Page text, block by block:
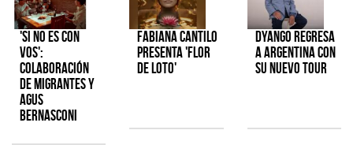
'Si No Es Con
Vos':
colaboración
de Migrantes y
Agus
Bernasconi
Fabiana Cantilo
presenta 'Flor
de Loto'
Dyango regresa
a Argentina con
su nuevo tour